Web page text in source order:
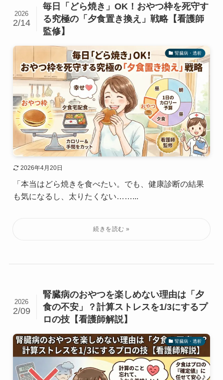
毎日「どら焼き」OK！おやつ枠を死守す
る究極の「夕食置き換え」戦略【看護師
監修】
2026
2/14
腎臓病・透析
2026年4月20日
「本当はどら焼きを食べたい。でも、健康診断の結果
も気になるし、太りたくない……...
腎臓病のおやつを楽しめない理由は「夕
食の不安」？計算ストレスを1/3にするプ
ロの技【看護師解説】
2026
2/09
腎臓病・透析